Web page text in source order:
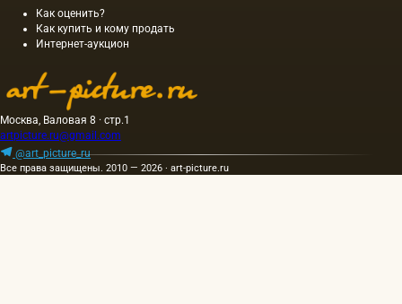
Как оценить?
Как купить и кому продать
Интернет-аукцион
Москва, Валовая 8 · стр.1
artpicture.ru@gmail.com
@art_picture_ru
Все права защищены. 2010 — 2026 · art-picture.ru